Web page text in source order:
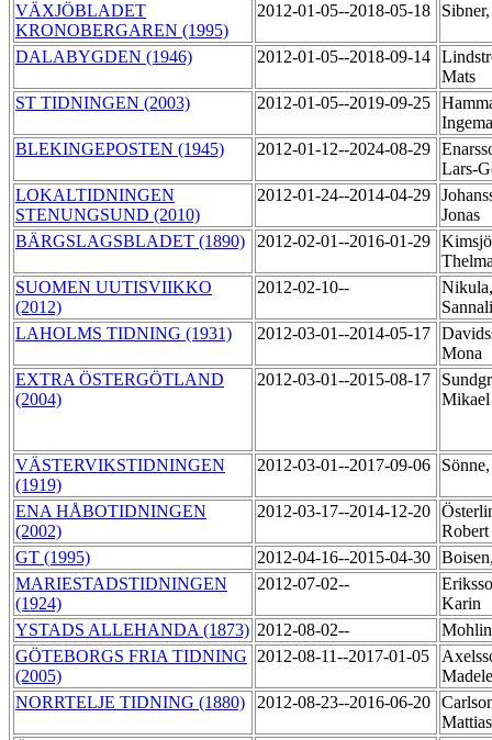
VÄXJÖBLADET
KRONOBERGAREN (1995)
2012-01-05--2018-05-18
DALABYGDEN (1946) 2012-01-05--2018-09-14
Mats
ST TIDNINGEN (2003)
2012-01-05--2019-09-25
BLEKINGEPOSTEN (1945)
2012-01-12--2024-08-29
Lars-
LOKALTIDNINGEN
STENUNGSUND (2010)
2012-01-24--2014-04-29
Jonas
BÄRGSLAGSBLADET (1890)
2012-02-01--2016-01-29
SUOMEN UUTISVIIKKO
(2012)
2012-02-10--
Nikula,
LAHOLMS TIDNING (1931)
2012-03-01--2014-05-17
Mona
EXTRA ÖSTERGÖTLAND
(2004)
2012-03-01--2015-08-17
VÄSTERVIKSTIDNINGEN
(1919)
2012-03-01--2017-09-06
ENA HÅBOTIDNINGEN
(2002)
2012-03-17--2014-12-20
Robert
GT (1995)
2012-04-16--2015-04-30
MARIESTADSTIDNINGEN
(1924)
2012-07-02--
Karin
YSTADS ALLEHANDA (1873) 2012-08-02--
GÖTEBORGS FRIA TIDNING
(2005)
2012-08-11--2017-01-05
NORRTELJE TIDNING (1880)
2012-08-23--2016-06-20